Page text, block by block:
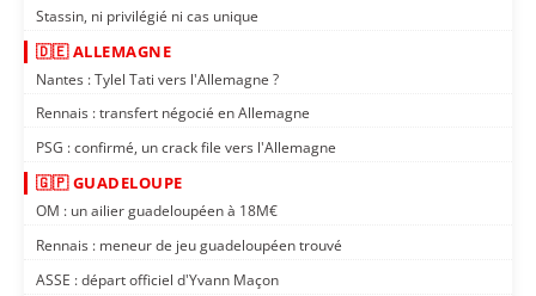
Stassin, ni privilégié ni cas unique
🇩🇪 ALLEMAGNE
Nantes : Tylel Tati vers l'Allemagne ?
Rennais : transfert négocié en Allemagne
PSG : confirmé, un crack file vers l'Allemagne
🇬🇵 GUADELOUPE
OM : un ailier guadeloupéen à 18M€
Rennais : meneur de jeu guadeloupéen trouvé
ASSE : départ officiel d'Yvann Maçon